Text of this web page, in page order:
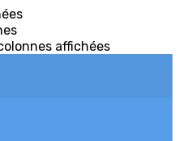
affichées